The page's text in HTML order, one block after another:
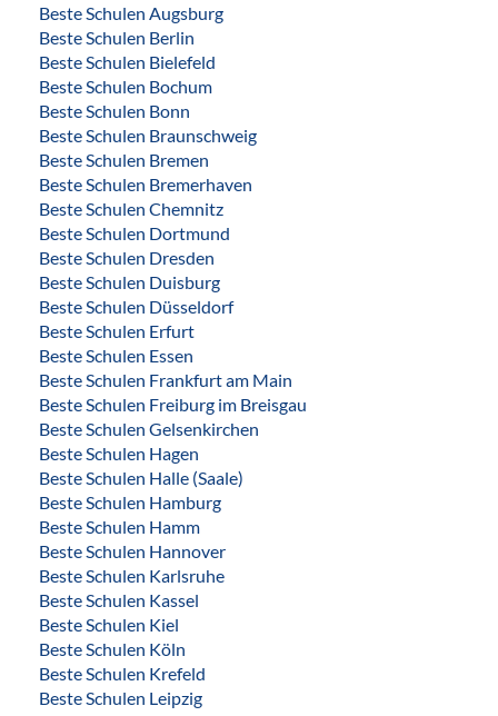
Beste Schulen Augsburg
Beste Schulen Berlin
Beste Schulen Bielefeld
Beste Schulen Bochum
Beste Schulen Bonn
Beste Schulen Braunschweig
Beste Schulen Bremen
Beste Schulen Bremerhaven
Beste Schulen Chemnitz
Beste Schulen Dortmund
Beste Schulen Dresden
Beste Schulen Duisburg
Beste Schulen Düsseldorf
Beste Schulen Erfurt
Beste Schulen Essen
Beste Schulen Frankfurt am Main
Beste Schulen Freiburg im Breisgau
Beste Schulen Gelsenkirchen
Beste Schulen Hagen
Beste Schulen Halle (Saale)
Beste Schulen Hamburg
Beste Schulen Hamm
Beste Schulen Hannover
Beste Schulen Karlsruhe
Beste Schulen Kassel
Beste Schulen Kiel
Beste Schulen Köln
Beste Schulen Krefeld
Beste Schulen Leipzig